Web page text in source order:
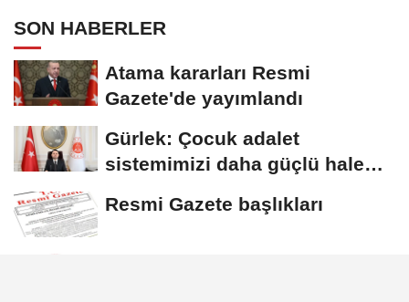
SON HABERLER
Atama kararları Resmi
Gazete'de yayımlandı
Gürlek: Çocuk adalet
sistemimizi daha güçlü hale
Resmi Gazete başlıkları